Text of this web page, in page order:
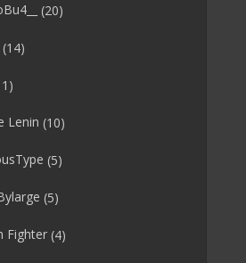
(20)
(14)
Lenin (10)
(5)
(5)
Fighter (4)